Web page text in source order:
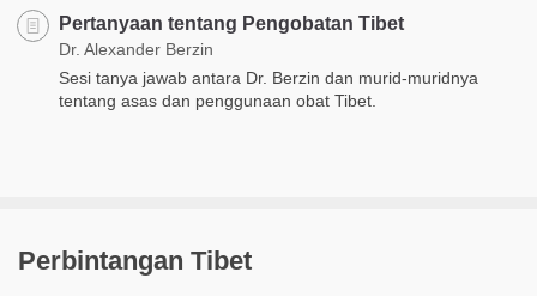
Pertanyaan tentang Pengobatan Tibet
Dr. Alexander Berzin
Sesi tanya jawab antara Dr. Berzin dan murid-muridnya
tentang asas dan penggunaan obat Tibet.
Perbintangan Tibet